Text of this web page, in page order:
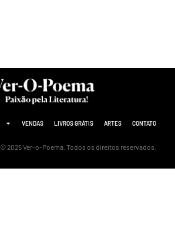
VENDAS LIVROS GRÁTIS ARTES CONTATO
© 2025 Ver-o-Poema. Todos os direitos reservados.